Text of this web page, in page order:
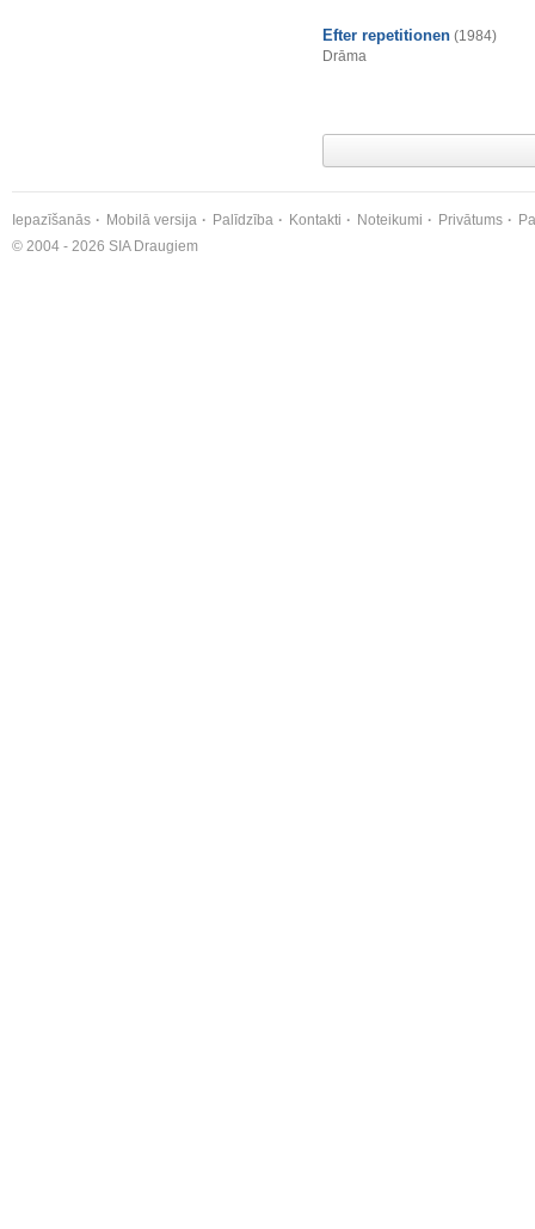
Efter repetitionen (1984)
Drāma
Iepazīšanās Mobilā versija Palīdzība Kontakti Noteikumi Privātums
© 2004 - 2026 SIA Draugiem